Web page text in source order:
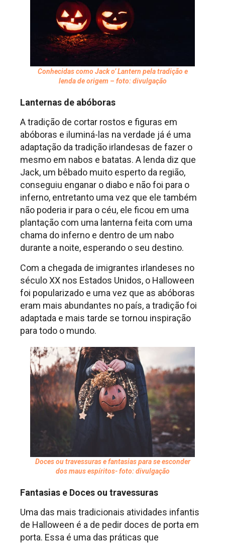
Conhecidas como Jack o’ Lantern pela tradição e
lenda de origem – foto: divulgação
Lanternas de abóboras
A tradição de cortar rostos e figuras em
abóboras e iluminá-las na verdade já é uma
adaptação da tradição irlandesas de fazer o
mesmo em nabos e batatas. A lenda diz que
Jack, um bêbado muito esperto da região,
conseguiu enganar o diabo e não foi para o
inferno, entretanto uma vez que ele também
não poderia ir para o céu, ele ficou em uma
plantação com uma lanterna feita com uma
chama do inferno e dentro de um nabo
durante a noite, esperando o seu destino.
Com a chegada de imigrantes irlandeses no
século XX nos Estados Unidos, o Halloween
foi popularizado e uma vez que as abóboras
eram mais abundantes no país, a tradição foi
adaptada e mais tarde se tornou inspiração
para todo o mundo.
Doces ou travessuras e fantasias para se esconder
dos maus espíritos- foto: divulgação
Fantasias e Doces ou travessuras
Uma das mais tradicionais atividades infantis
de Halloween é a de pedir doces de porta em
porta. Essa é uma das práticas que